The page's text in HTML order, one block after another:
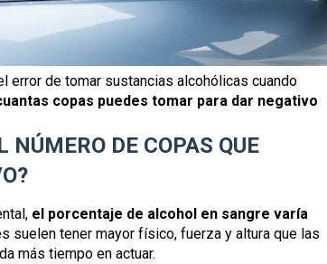
error de tomar sustancias alcohólicas cuando
copas puedes tomar para dar negativo
DE COPAS QUE
el porcentaje de alcohol en sangre varía
suelen tener mayor físico, fuerza y altura que las
más tiempo en actuar.